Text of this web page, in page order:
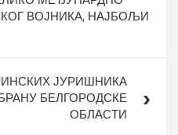
ВОЈНИКА, НАЈБОЉИ
ЈУРИШНИКА
БЕЛГОРОДСКЕ
ОБЛАСТИ